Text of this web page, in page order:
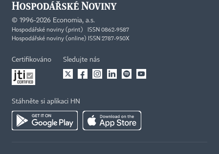
© 1996-2026 Economia, a.s.
Hospodářské noviny (print) ISSN 0862-9587
Hospodářské noviny (online) ISSN 2787-950X
Certifikováno Sledujte nás
Stáhněte si aplikaci HN